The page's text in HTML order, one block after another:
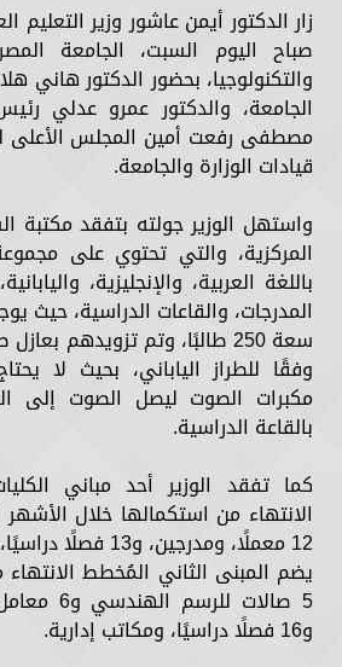
زار الدكتور أيمن عاشور وزير التعليم
صباح اليوم السبت، الجامعة
والتكنولوجيا، بحضور الدكتور هاني
الجامعة، والدكتور عمرو عدلي
مصطفى رفعت أمين المجلس الأعلى
قيادات الوزارة والجامعة.
واستهل الوزير جولته بتفقد مكتبة
المركزية، والتي تحتوي على
باللغة العربية، والإنجليزية،
سعة 250 طالبًا، وتم تزويدهم
وفقًا للطراز الياباني، بحيث لا
مكبرات الصوت ليصل الصوت إلى
بالقاعة الدراسية.
كما تفقد الوزير أحد مباني
الانتهاء من استكمالها خلال
12 معملًا، ومدرجين،
يضم المبنى الثاني المُخطط
5 صالات
و16 فصلًا دراسيًا، ومكاتب إدارية.